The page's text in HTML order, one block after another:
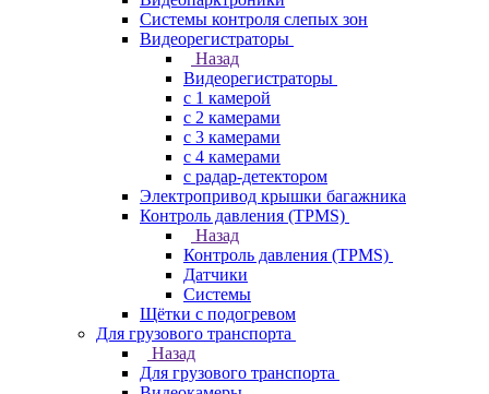
Системы контроля слепых зон
Видеорегистраторы
Назад
Видеорегистраторы
с 1 камерой
с 2 камерами
с 3 камерами
с 4 камерами
с радар-детектором
Электропривод крышки багажника
Контроль давления (TPMS)
Назад
Контроль давления (TPMS)
Датчики
Системы
Щётки с подогревом
Для грузового транспорта
Назад
Для грузового транспорта